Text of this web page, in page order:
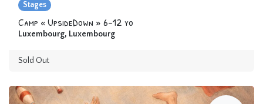
Stages
Camp « UpsideDown » 6-12 yo
Luxembourg, Luxembourg
Sold Out